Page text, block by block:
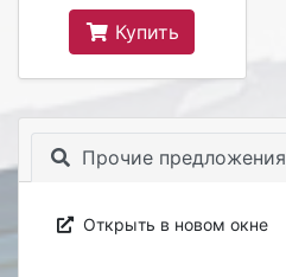
Купить
Прочие предложения
Открыть в новом окне